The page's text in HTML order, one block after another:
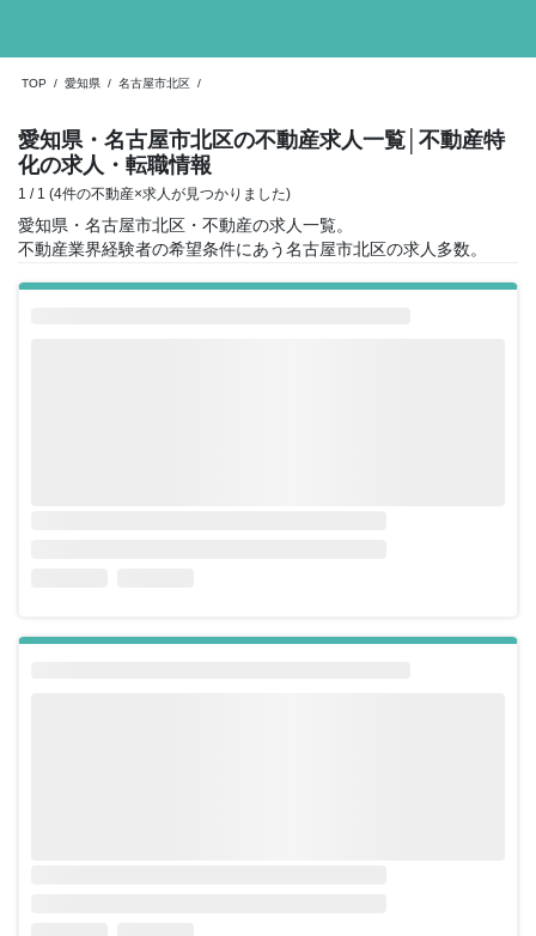
TOP / 愛知県 / 名古屋市北区 /
愛知県・名古屋市北区の不動産求人一覧 │不動産特
化の求人・転職情報
1 / 1 (4件の不動産×求人が見つかりました)
愛知県・名古屋市北区・不動産の求人一覧。
不動産業界経験者の希望条件にあう名古屋市北区の求人多数。